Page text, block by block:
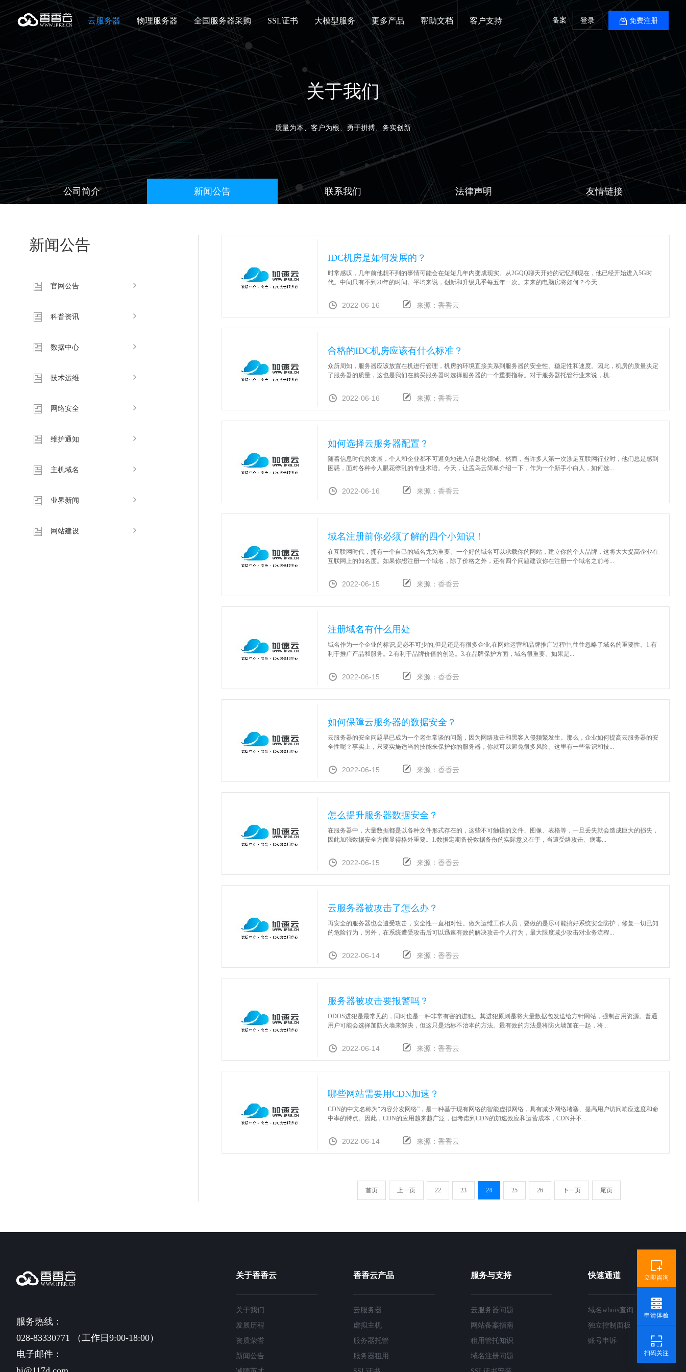
云服务器 物理服务器 全国服务器采购 SSL证书 大模型服务 更多产品 帮助文档 客户支持 备案 登录 免费注册
关于我们
质量为本、客户为根、勇于拼搏、务实创新
公司简介 新闻公告 联系我们 法律声明 友情链接
新闻公告
官网公告
科普资讯
数据中心
技术运维
网络安全
维护通知
主机域名
业界新闻
网站建设
IDC机房是如何发展的？
时常感叹，几年前他想不到的事情可能会在短短几年内变成现实。从2GQQ聊天开始的记忆到现在，他已经开始进入5G时
代。中间只有不到20年的时间。平均来说，创新和升级几乎每五年一次。未来的电脑房将如何？今天...
2022-06-16 来源：香香云
合格的IDC机房应该有什么标准？
众所周知，服务器应该放置在机进行管理，机房的环境直接关系到服务器的安全性、稳定性和速度。因此，机房的质量决定
了服务器的质量，这也是我们在购买服务器时选择服务器的一个重要指标。对于服务器托管行业来说，机...
2022-06-16 来源：香香云
如何选择云服务器配置？
随着信息时代的发展，个人和企业都不可避免地进入信息化领域。然而，当许多人第一次涉足互联网行业时，他们总是感到
困惑，面对各种令人眼花缭乱的专业术语。今天，让孟鸟云简单介绍一下，作为一个新手小白人，如何选...
2022-06-16 来源：香香云
域名注册前你必须了解的四个小知识！
在互联网时代，拥有一个自己的域名尤为重要。一个好的域名可以承载你的网站，建立你的个人品牌，这将大大提高企业在
互联网上的知名度。如果你想注册一个域名，除了价格之外，还有四个问题建议你在注册一个域名之前考...
2022-06-15 来源：香香云
注册域名有什么用处
域名作为一个企业的标识,是必不可少的,但是还是有很多企业,在网站运营和品牌推广过程中,往往忽略了域名的重要性。1.有
利于推广产品和服务。2.有利于品牌价值的创造。3.在品牌保护方面，域名很重要。如果是...
2022-06-15 来源：香香云
如何保障云服务器的数据安全？
云服务器的安全问题早已成为一个老生常谈的问题，因为网络攻击和黑客入侵频繁发生。那么，企业如何提高云服务器的安
全性呢？事实上，只要实施适当的技能来保护你的服务器，你就可以避免很多风险。这里有一些常识和技...
2022-06-15 来源：香香云
怎么提升服务器数据安全？
在服务器中，大量数据都是以各种文件形式存在的，这些不可触摸的文件、图像、表格等，一旦丢失就会造成巨大的损失，
因此加强数据安全方面显得格外重要。1.数据定期备份数据备份的实际意义在于，当遭受络攻击、病毒...
2022-06-15 来源：香香云
云服务器被攻击了怎么办？
再安全的服务器也会遭受攻击，安全性一直相对性。做为运维工作人员，要做的是尽可能搞好系统安全防护，修复一切已知
的危险行为，另外，在系统遭受攻击后可以迅速有效的解决攻击个人行为，最大限度减少攻击对业务流程...
2022-06-14 来源：香香云
服务器被攻击要报警吗？
DDOS进犯是最常见的，同时也是一种非常有害的进犯。其进犯原则是将大量数据包发送给方针网站，强制占用资源。普通
用户可能会选择加防火墙来解决，但这只是治标不治本的方法。最有效的方法是将防火墙加在一起，将...
2022-06-14 来源：香香云
哪些网站需要用CDN加速？
CDN的中文名称为“内容分发网络”，是一种基于现有网络的智能虚拟网络，具有减少网络堵塞、提高用户访问响应速度和命
中率的特点。因此，CDN的应用越来越广泛，但考虑到CDN的加速效应和运营成本，CDN并不...
2022-06-14 来源：香香云
首页 上一页 22 23 24 25 26 下一页 尾页
服务热线：
028-83330771 （工作日9:00-18:00）
电子邮件：
关于香香云
关于我们
发展历程
资质荣誉
新闻公告
香香云产品
云服务器
虚拟主机
服务器托管
服务器租用
服务与支持
云服务器问题
网站备案指南
租用管托知识
域名注册问题
快速通道
域名whois查询
独立控制面板
账号申诉
立即咨询
申请体验
扫码关注